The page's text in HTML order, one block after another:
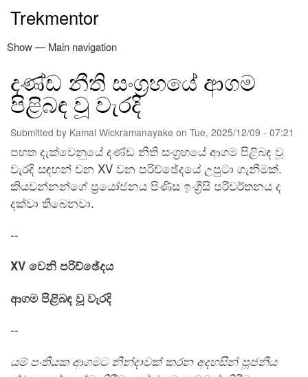
Trekmentor
Main
navigation
Show — Main navigation
ත්‍රිපිටකය
නවතම ලිපි
අඳුරෙන් එළියට
කමල් වික්‍රමනායක
පරිත්‍යාග
විමසීම්
දණ්ඩ නීති සංග්‍රහයේ ආගම
පිළිබඳ වූ වැරදි
Submitted by Kamal Wickramanayake on Tue, 2025/12/09 - 07:21
පහත දැක්වෙනුයේ දණ්ඩ නීති සංග්‍රහයේ ආගම පිළිබඳ වූ
වැරදි සඳහන් වන XV වන පරිච්ඡේදයේ උපුටා ගැනීමක්.
කියවන්නන්ගේ ප්‍රයෝජනය පිණිස ඉංග්‍රීසි පරිවර්තනය ද
දක්වා තිබෙනවා.
--
XV වෙනි පරිච්ඡේදය
ආගම පිළිබඳ වූ වැරදි
--
යම් පංතියක ආගමට නින්දාවක් කරන අදහසින් පූජනීය